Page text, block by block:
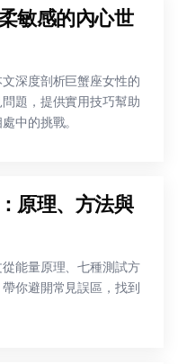
敏感的內心世
深度剖析巨蟹座女性的
題，提供實用技巧幫助
中的挑戰。
原理、方法與
能量原理、七種測試方
你避開常見誤區，找到